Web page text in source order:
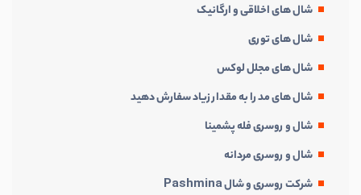
شال های اخلاقی و ارگانیک
شال های توری
شال های مجلل لوکس
شال های مد را به مقدار زیاد سفارش دهید
شال و روسری فله پشمینا
شال و روسری مردانه
شرکت روسری و شال Pashmina